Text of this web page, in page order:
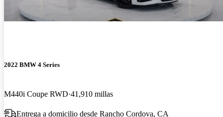
2022 BMW 4 Series
M440i Coupe RWD 41,910 millas
Entrega a domicilio desde Rancho Cordova, CA